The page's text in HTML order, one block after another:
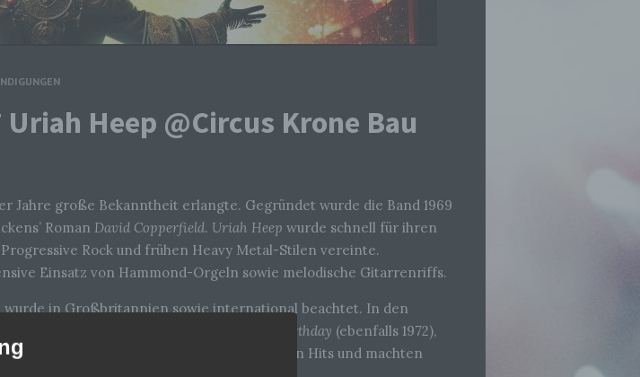
Heep @Circus Krone Bau
Jahre große Bekanntheit erlangte. Gegründet wurde die Band 1969
Roman David Copperfield. Uriah Heep wurde schnell für ihren
Rock und frühen Heavy Metal-Stilen vereinte.
Einsatz von Hammond-Orgeln sowie melodische Gitarrenriffs.
wurde in Großbritannien sowie international beachtet. In den
The Magician’s Birthday (ebenfalls 1972),
oder „Lady in Black“ wurden zu großen Hits und machten